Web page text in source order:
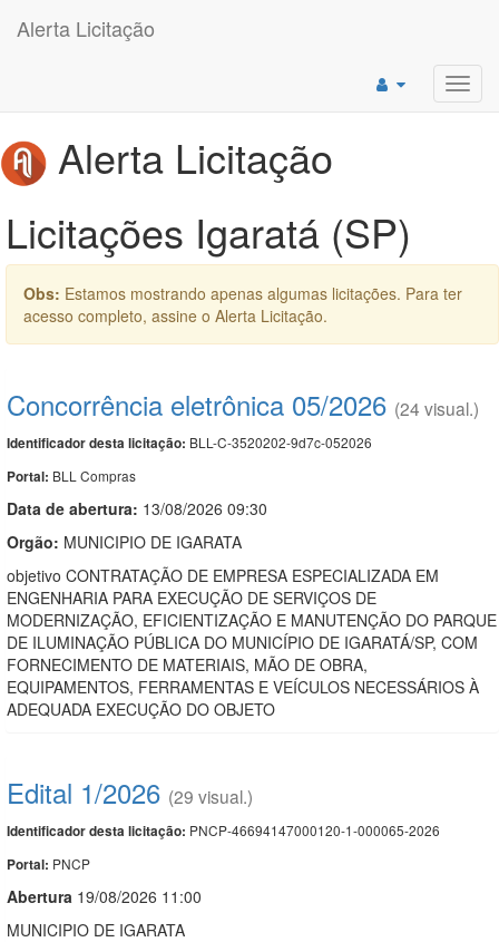
Alerta Licitação
Alerta Licitação
Licitações Igaratá (SP)
Obs: Estamos mostrando apenas algumas licitações. Para ter
acesso completo, assine o Alerta Licitação.
Concorrência eletrônica 05/2026 (24 visual.)
Identificador desta licitação: BLL-C-3520202-9d7c-052026
Portal: BLL Compras
Data de abertura: 13/08/2026 09:30
Orgão: MUNICIPIO DE IGARATA
objetivo CONTRATAÇÃO DE EMPRESA ESPECIALIZADA EM
ENGENHARIA PARA EXECUÇÃO DE SERVIÇOS DE
MODERNIZAÇÃO, EFICIENTIZAÇÃO E MANUTENÇÃO DO PARQUE
DE ILUMINAÇÃO PÚBLICA DO MUNICÍPIO DE IGARATÁ/SP, COM
FORNECIMENTO DE MATERIAIS, MÃO DE OBRA,
EQUIPAMENTOS, FERRAMENTAS E VEÍCULOS NECESSÁRIOS À
ADEQUADA EXECUÇÃO DO OBJETO
Edital 1/2026 (29 visual.)
Identificador desta licitação: PNCP-46694147000120-1-000065-2026
Portal: PNCP
Abertura 19/08/2026 11:00
MUNICIPIO DE IGARATA